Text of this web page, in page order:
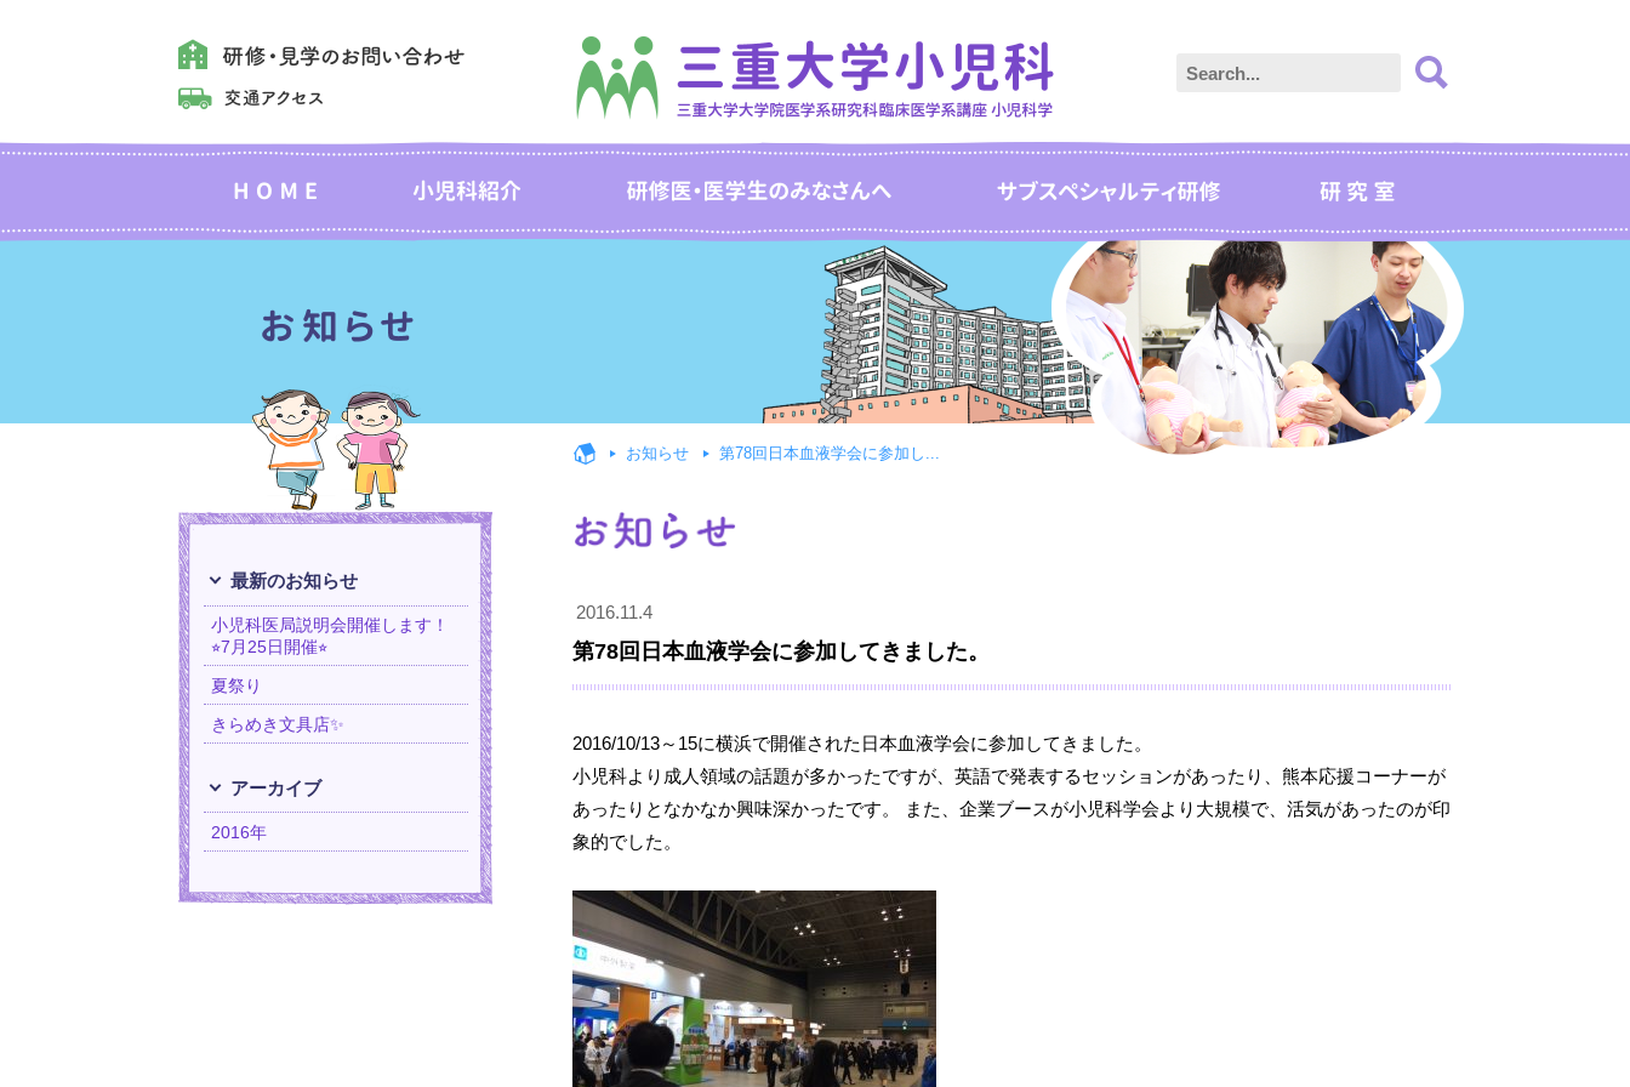
お知らせ 第78回日本血液学会に参加し...
2016.11.4
第78回日本血液学会に参加してきました。
2016/10/13～15に横浜で開催された日本血液学会に参加してきました。
小児科より成人領域の話題が多かったですが、英語で発表するセッションがあったり、熊本応援コーナーが
あったりとなかなか興味深かったです。 また、企業ブースが小児科学会より大規模で、活気があったのが印
象的でした。
最新のお知らせ
小児科医局説明会開催します！
⭐︎7月25日開催⭐︎
夏祭り
きらめき文具店✨
アーカイブ
2016年